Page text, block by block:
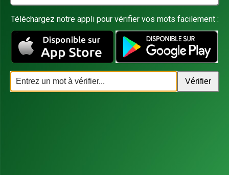
Téléchargez notre appli pour vérifier vos mots facilement :